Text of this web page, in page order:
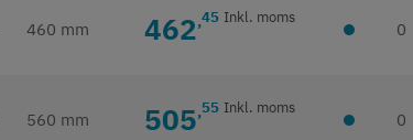
460 mm 462,45 Inkl. moms
0
560 mm 505,55 Inkl. moms
0